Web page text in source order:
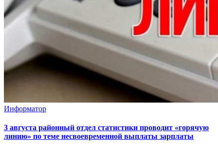
Информатор
3 августа районный отдел статистики проводит «горячую
линию» по теме несвоевременной выплаты зарплаты